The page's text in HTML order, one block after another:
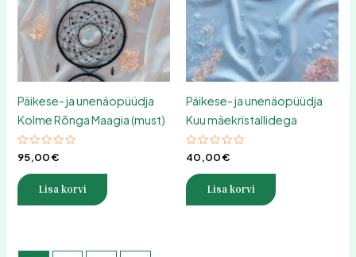
Päikese- ja unenäopüüdja
Kolme Rõnga Maagia (must)
Hinnanguga
0
5
95,00€
Lisa korvi
Päikese- ja unenäopüüdja
Kuu mäekristallidega
Hinnanguga
0
5
40,00€
Lisa korvi